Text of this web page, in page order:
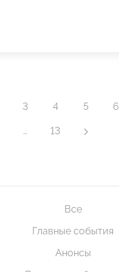
3 4 5 6
… 13
Все
Главные события
Анонсы